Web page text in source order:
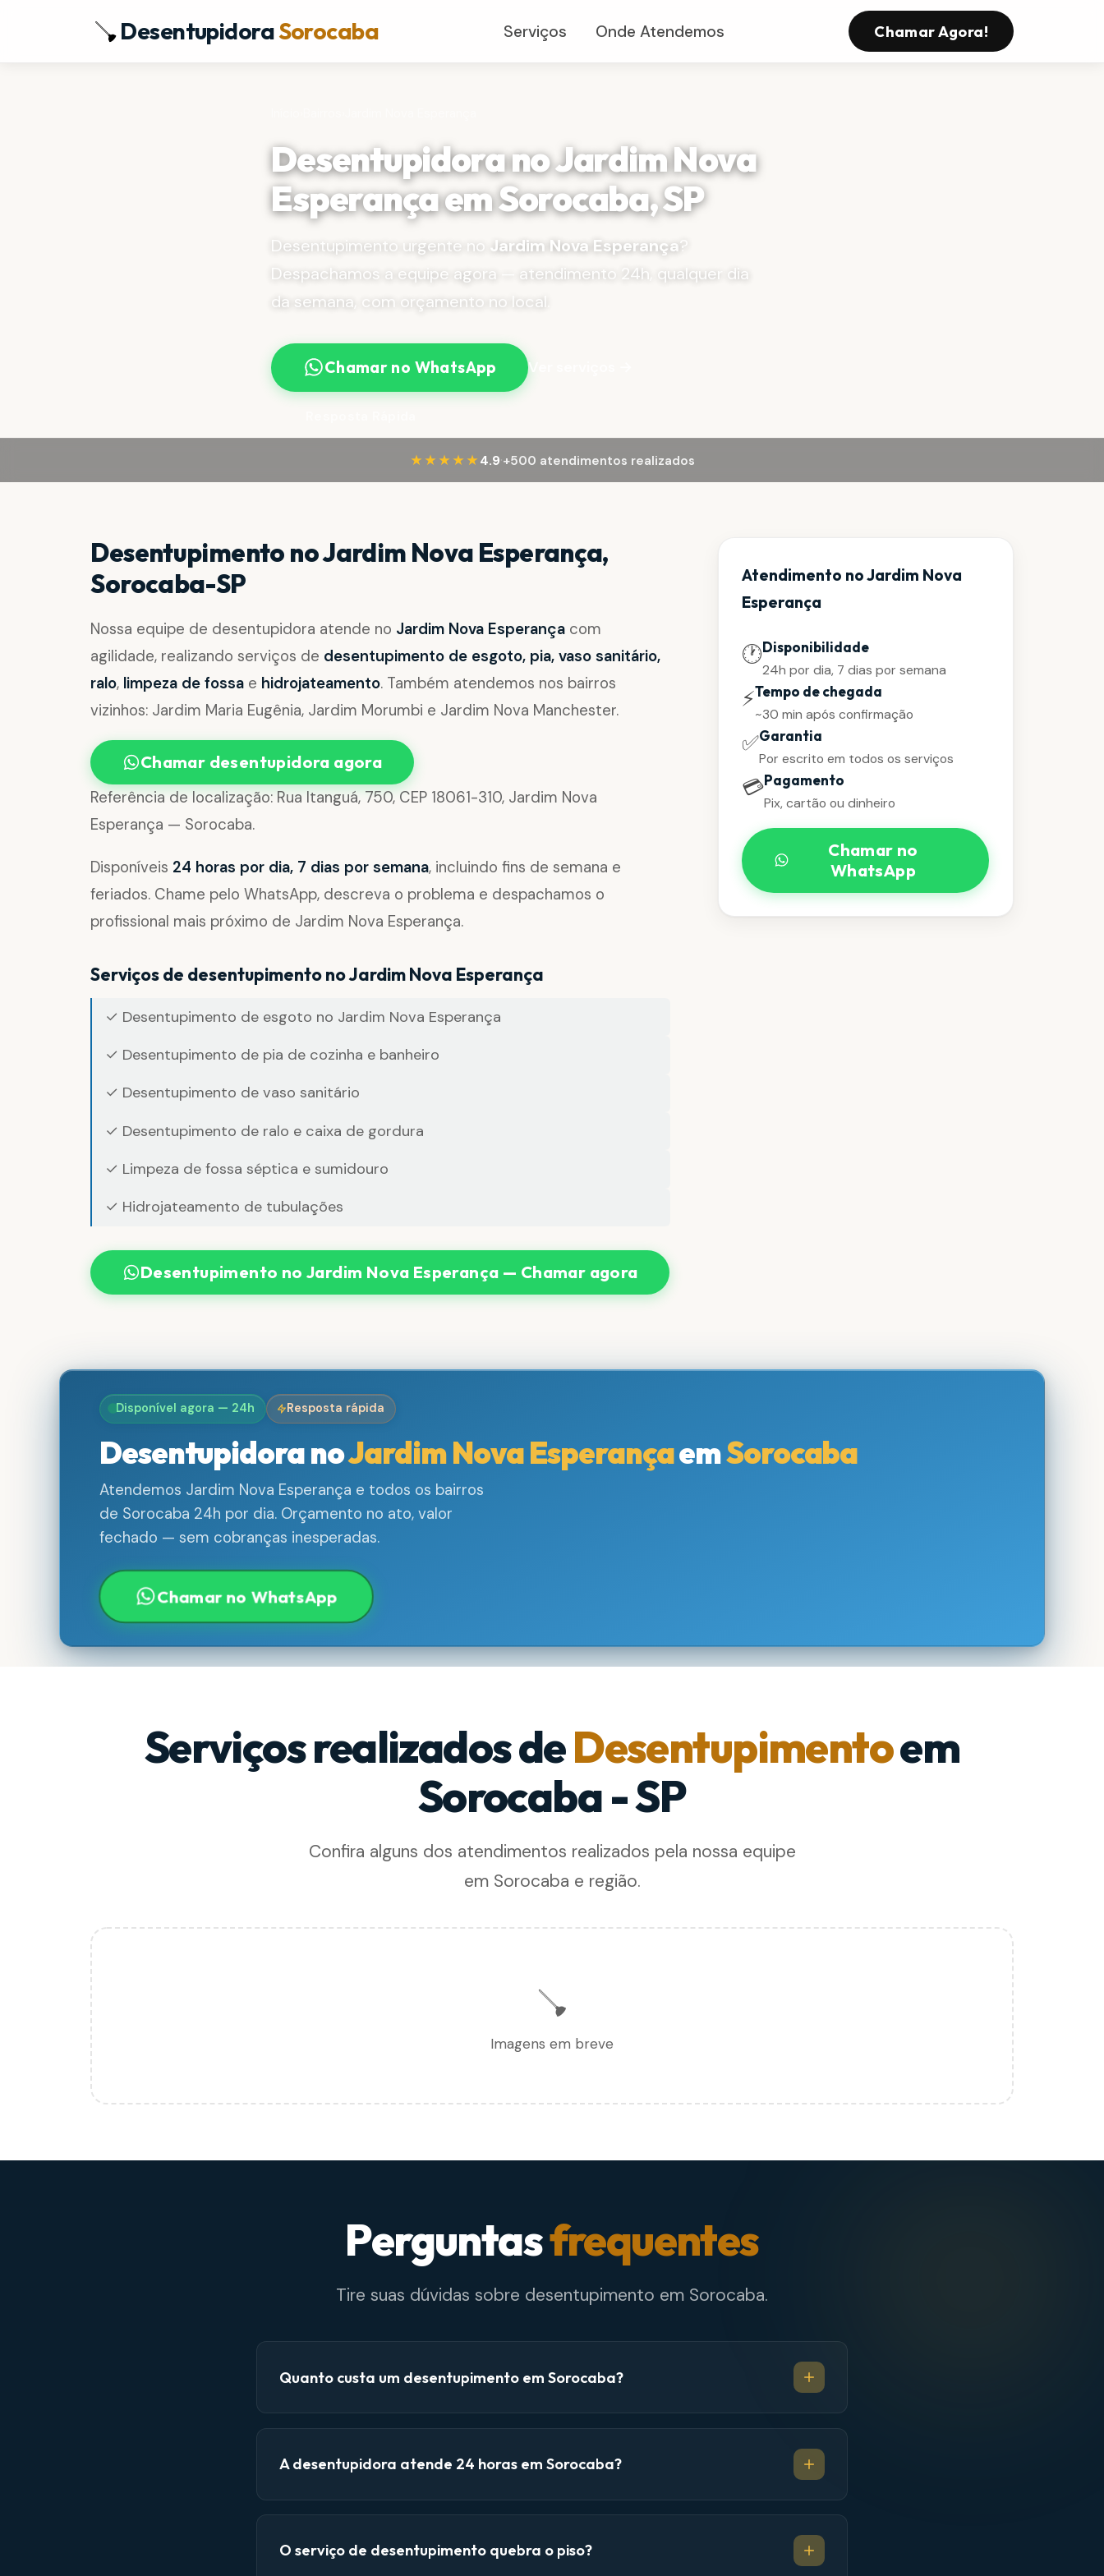
DesentupidoraSorocaba Serviços Onde Atendemos Chamar Agora!
Desentupidora no Jardim Nova
Esperança em Sorocaba, SP
Desentupimento urgente no Jardim Nova Esperança?
Despachamos a equipe agora — atendimento 24h, qualquer dia
da semana, com orçamento no local.
Chamar no WhatsApp Ver serviços →
★★★★★ 4.9·+500 atendimentos realizados
Desentupimento no Jardim Nova Esperança,
Sorocaba-SP
Nossa equipe de desentupidora atende no Jardim Nova Esperança com
agilidade, realizando serviços de desentupimento de esgoto, pia, vaso sanitário,
ralo, limpeza de fossa e hidrojateamento. Também atendemos nos bairros
vizinhos: Jardim Maria Eugênia, Jardim Morumbi e Jardim Nova Manchester.
Chamar desentupidora agora
Referência de localização: Rua Itanguá, 750, CEP 18061-310, Jardim Nova
Esperança — Sorocaba.
Disponíveis 24 horas por dia, 7 dias por semana, incluindo fins de semana e
feriados. Chame pelo WhatsApp, descreva o problema e despachamos o
profissional mais próximo de Jardim Nova Esperança.
Serviços de desentupimento no Jardim Nova Esperança
✓ Desentupimento de esgoto no Jardim Nova Esperança
✓ Desentupimento de pia de cozinha e banheiro
✓ Desentupimento de vaso sanitário
✓ Desentupimento de ralo e caixa de gordura
✓ Limpeza de fossa séptica e sumidouro
✓ Hidrojateamento de tubulações
Desentupimento no Jardim Nova Esperança — Chamar agora
Atendimento no Jardim Nova
Esperança
🕐Disponibilidade
24h por dia, 7 dias por semana
⚡Tempo de chegada
~30 min após confirmação
✅Garantia
Por escrito em todos os serviços
💳Pagamento
Pix, cartão ou dinheiro
Chamar no
WhatsApp
Disponível agora — 24h Resposta rápida
Desentupidora noJardim Nova EsperançaemSorocaba
Atendemos Jardim Nova Esperança e todos os bairros
de Sorocaba 24h por dia. Orçamento no ato, valor
fechado — sem cobranças inesperadas.
Chamar no WhatsApp
Serviços realizados deDesentupimentoem
Sorocaba - SP
Confira alguns dos atendimentos realizados pela nossa equipe
em Sorocaba e região.
🪠
Imagens em breve
Perguntasfrequentes
Tire suas dúvidas sobre desentupimento em Sorocaba.
Quanto custa um desentupimento em Sorocaba?
A desentupidora atende 24 horas em Sorocaba?
O serviço de desentupimento quebra o piso?